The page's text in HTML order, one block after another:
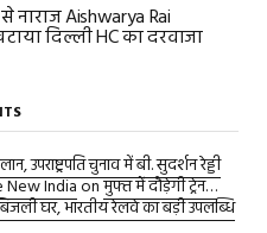
Aishwarya Rai
दिल्ली HC का दरवाजा
उपराष्ट्रपति चुनाव में बी. सुदर्शन रेड्डी
New Indiaonमुफ्त में दौड़ेगी ट्रेन…
घर, भारतीय रेलवे का बड़ी उपलब्धि